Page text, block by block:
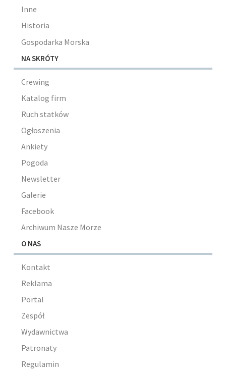
Inne
Historia
Gospodarka Morska
NA SKRÓTY
Crewing
Katalog firm
Ruch statków
Ogłoszenia
Ankiety
Pogoda
Newsletter
Galerie
Facebook
Archiwum Nasze Morze
O NAS
Kontakt
Reklama
Portal
Zespół
Wydawnictwa
Patronaty
Regulamin